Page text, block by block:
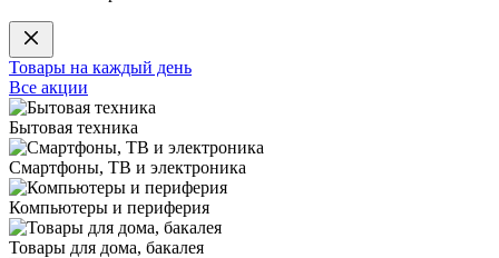
Товары на каждый день
Все акции
Бытовая техника
Смартфоны, ТВ и электроника
Компьютеры и периферия
Товары для дома, бакалея